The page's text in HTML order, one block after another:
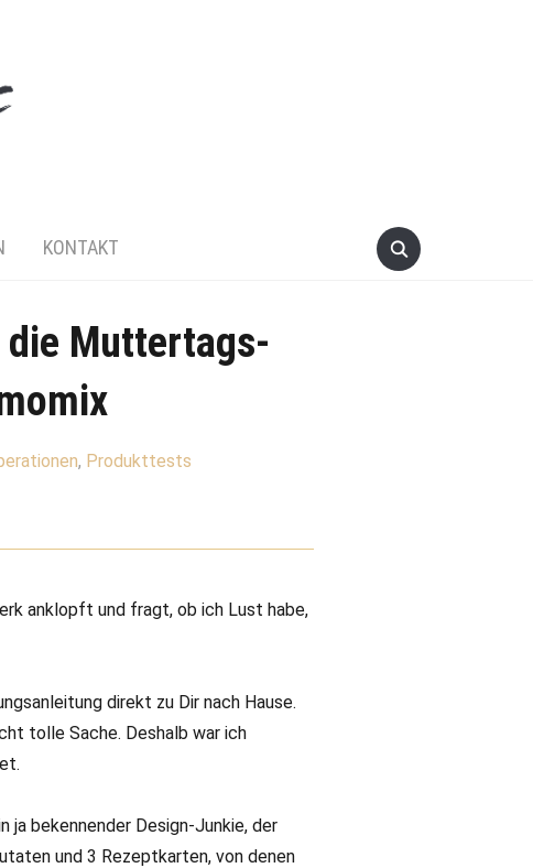
KONTAKT
Muttertags-
, Produkttests
anklopft und fragt, ob ich Lust habe,
direkt zu Dir nach Hause.
tolle Sache. Deshalb war ich
ja bekennender Design-Junkie, der
und 3 Rezeptkarten, von denen